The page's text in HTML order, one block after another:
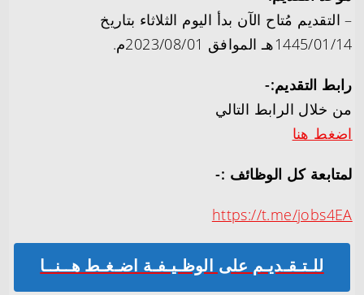
– التقديم مُتاح الآن بدأ اليوم الثلاثاء بتاريخ
1445/01/14هـ الموافق 2023/08/01م.
رابط التقديم:-
من خلال الرابط التالي
اضغط هنا
لمتابعة كل الوظائف :-
https://t.me/jobs4EA
للـتـقـديـم على الوظـيـفـة اضـغـط هــنــا